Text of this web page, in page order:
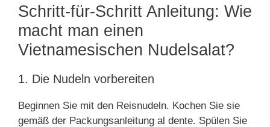
Schritt-für-Schritt Anleitung: Wie
macht man einen
Vietnamesischen Nudelsalat?
1. Die Nudeln vorbereiten
Beginnen Sie mit den Reisnudeln. Kochen Sie sie
gemäß der Packungsanleitung al dente. Spülen Sie